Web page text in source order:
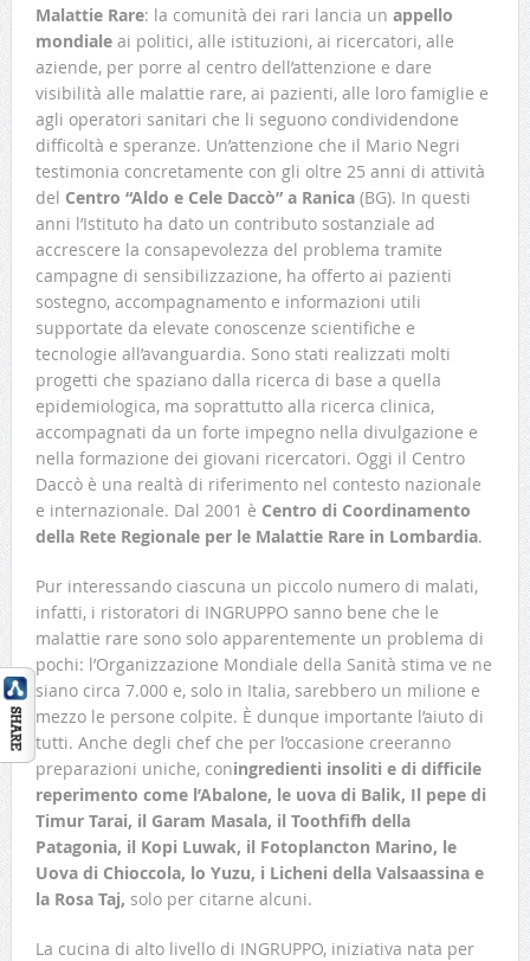
Malattie Rare: la comunità dei rari lancia un appello
mondialeai politici, alle istituzioni, ai ricercatori, alle
aziende, per porre al centro dell’attenzione e dare
visibilità alle malattie rare, ai pazienti, alle loro famiglie e
agli operatori sanitari che li seguono condividendone
difficoltà e speranze. Un’attenzione che il Mario Negri
testimonia concretamente con gli oltre 25 anni di attività
del Centro “Aldo e Cele Daccò” a Ranica(BG). In questi
anni l’Istituto ha dato un contributo sostanziale ad
accrescere la consapevolezza del problema tramite
campagne di sensibilizzazione, ha offerto ai pazienti
sostegno, accompagnamento e informazioni utili
supportate da elevate conoscenze scientifiche e
tecnologie all’avanguardia. Sono stati realizzati molti
progetti che spaziano dalla ricerca di base a quella
epidemiologica, ma soprattutto alla ricerca clinica,
accompagnati da un forte impegno nella divulgazione e
nella formazione dei giovani ricercatori. Oggi il Centro
Daccò è una realtà di riferimento nel contesto nazionale
e internazionale. Dal 2001 è Centro di Coordinamento
della Rete Regionale per le Malattie Rare in Lombardia.
Pur interessando ciascuna un piccolo numero di malati,
infatti, i ristoratori di INGRUPPO sanno bene che le
malattie rare sono solo apparentemente un problema di
pochi: l’Organizzazione Mondiale della Sanità stima ve ne
siano circa 7.000 e, solo in Italia, sarebbero un milione e
mezzo le persone colpite. È dunque importante l’aiuto di
tutti. Anche degli chef che per l’occasione creeranno
preparazioni uniche, coningredienti insoliti e di difficile
reperimento come l’Abalone, le uova di Balik, Il pepe di
Timur Tarai, il Garam Masala, il Toothfifh della
Patagonia, il Kopi Luwak, il Fotoplancton Marino, le
Uova di Chioccola, lo Yuzu, i Licheni della Valsaassina e
la Rosa Taj, solo per citarne alcuni.
La cucina di alto livello di INGRUPPO, iniziativa nata per